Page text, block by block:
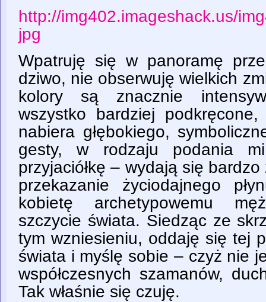
http://img402.imageshack.us/
jpg
Wpatruję się w panoramę
dziwo, nie obserwuję wielkich
kolory są znacznie
wszystko bardziej
nabiera głębokiego,
gesty, w rodzaju podania
przyjaciółkę – wydają się
przekazanie życiodajnego
kobietę archetypowemu
szczycie świata. Siedząc ze
tym wzniesieniu, oddaję się tej
świata i myślę sobie – czyż nie
współczesnych szamanów,
Tak właśnie się czuję.